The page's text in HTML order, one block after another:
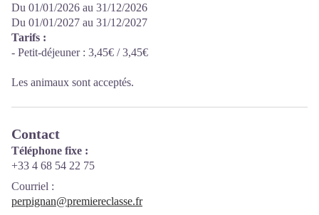
Du 01/01/2026 au 31/12/2026
Du 01/01/2027 au 31/12/2027
Tarifs :
- Petit-déjeuner : 3,45€ / 3,45€
Les animaux sont acceptés.
Contact
Téléphone fixe :
+33 4 68 54 22 75
Courriel :
perpignan@premiereclasse.fr